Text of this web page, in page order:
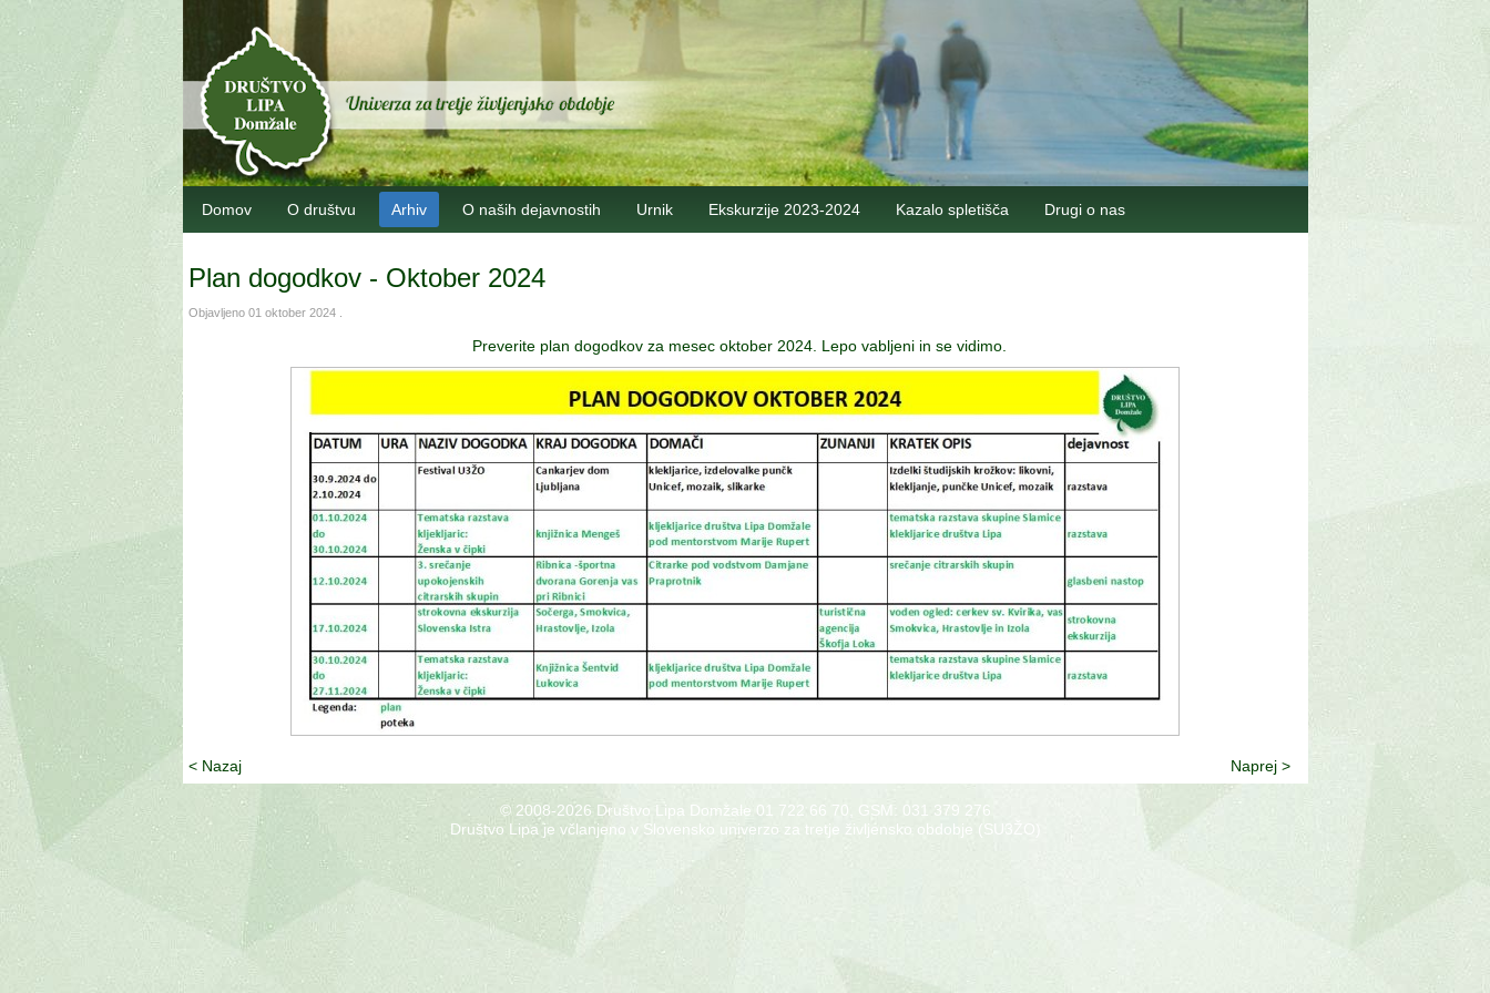
Domov O društvu Arhiv O naših dejavnostih Urnik Ekskurzije 2023-2024 Kazalo spletišča Drugi o nas
Plan dogodkov - Oktober 2024
Objavljeno 01 oktober 2024
Preverite plan dogodkov za mesec oktober 2024. Lepo vabljeni in se vidimo.
< Nazaj Naprej >
© 2008-2026 Društvo Lipa Domžale 01 722 66 70, GSM: 031 379 276
Društvo Lipa je včlanjeno v Slovensko univerzo za tretje življensko obdobje (SU3ŽO)